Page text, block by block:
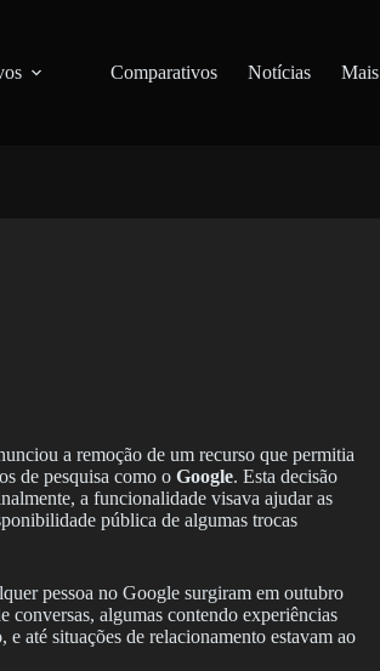
Comparativos Notícias Mais
a remoção de um recurso que permitia
de pesquisa como o Google. Esta decisão
a funcionalidade visava ajudar as
pública de algumas trocas
pessoa no Google surgiram em outubro
conversas, algumas contendo experiências
até situações de relacionamento estavam ao